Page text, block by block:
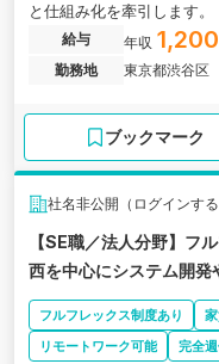
と仕組み化を牽引します。
給与 年収
勤務地
東京都渋谷区
ブックマーク
社名非公開（ログインす
【SE職／法人分野】フ
西を中心にシステム開
フルフレックス制度あり
リモートワーク可能
完全